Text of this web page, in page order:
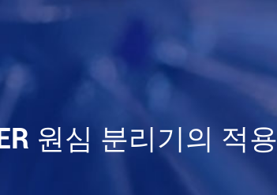
원심 분리기의 적용